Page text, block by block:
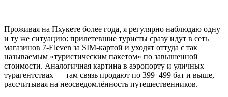
Проживая на Пхукете более года, я регулярно наблюдаю одну
и ту же ситуацию: прилетевшие туристы сразу идут в сеть
магазинов 7-Eleven за SIM-картой и уходят оттуда с так
называемым «туристическим пакетом» по завышенной
стоимости. Аналогичная картина в аэропорту и уличных
турагентствах — там связь продают по 399–499 бат и выше,
рассчитывая на неосведомлённость путешественников.